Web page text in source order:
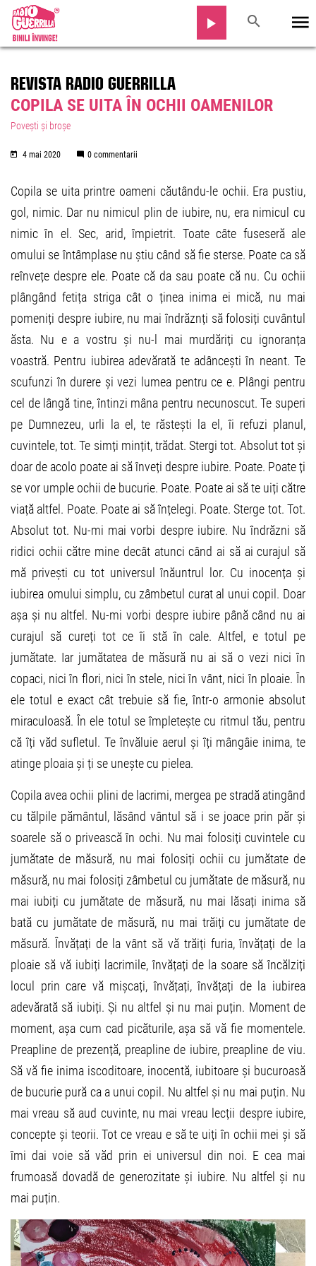
REVISTA RADIO GUERRILLA
COPILA SE UITA ÎN OCHII OAMENILOR
Povești și broșe
4 mai 2020 0 commentarii
Copila se uita printre oameni căutându-le ochii. Era pustiu,
gol, nimic. Dar nu nimicul plin de iubire, nu, era nimicul cu
nimic în el. Sec, arid, împietrit. Toate câte fuseseră ale
omului se întâmplase nu știu când să fie sterse. Poate ca să
reînvețe despre ele. Poate că da sau poate că nu. Cu ochii
plângând fetița striga cât o ținea inima ei mică, nu mai
pomeniți despre iubire, nu mai îndrăznți să folosiți cuvântul
ăsta. Nu e a vostru și nu-l mai murdăriți cu ignoranța
voastră. Pentru iubirea adevărată te adâncești în neant. Te
scufunzi în durere și vezi lumea pentru ce e. Plângi pentru
cel de lângă tine, întinzi mâna pentru necunoscut. Te superi
pe Dumnezeu, urli la el, te răstești la el, îi refuzi planul,
cuvintele, tot. Te simți mințit, trădat. Stergi tot. Absolut tot și
doar de acolo poate ai să înveți despre iubire. Poate. Poate ți
se vor umple ochii de bucurie. Poate. Poate ai să te uiți către
viață altfel. Poate. Poate ai să înțelegi. Poate. Sterge tot. Tot.
Absolut tot. Nu-mi mai vorbi despre iubire. Nu îndrăzni să
ridici ochii către mine decât atunci când ai să ai curajul să
mă privești cu tot universul înăuntrul lor. Cu inocența și
iubirea omului simplu, cu zâmbetul curat al unui copil. Doar
așa și nu altfel. Nu-mi vorbi despre iubire până când nu ai
curajul să cureți tot ce îi stă în cale. Altfel, e totul pe
jumătate. Iar jumătatea de măsură nu ai să o vezi nici în
copaci, nici în flori, nici în stele, nici în vânt, nici în ploaie. În
ele totul e exact cât trebuie să fie, într-o armonie absolut
miraculoasă. În ele totul se împletește cu ritmul tău, pentru
că îți văd sufletul. Te învăluie aerul și îți mângâie inima, te
atinge ploaia și ți se unește cu pielea.
Copila avea ochii plini de lacrimi, mergea pe stradă atingând
cu tălpile pământul, lăsând vântul să i se joace prin păr și
soarele să o privească în ochi. Nu mai folosiți cuvintele cu
jumătate de măsură, nu mai folosiți ochii cu jumătate de
măsură, nu mai folosiți zâmbetul cu jumătate de măsură, nu
mai iubiți cu jumătate de măsură, nu mai lăsați inima să
bată cu jumătate de măsură, nu mai trăiți cu jumătate de
măsură. Învățați de la vânt să vă trăiți furia, învățați de la
ploaie să vă iubiți lacrimile, învățați de la soare să încălziți
locul prin care vă mișcați, învățați, învățați de la iubirea
adevărată să iubiți. Și nu altfel și nu mai puțin. Moment de
moment, așa cum cad picăturile, așa să vă fie momentele.
Preapline de prezență, preapline de iubire, preapline de viu.
Să vă fie inima iscoditoare, inocentă, iubitoare și bucuroasă
de bucurie pură ca a unui copil. Nu altfel și nu mai puțin. Nu
mai vreau să aud cuvinte, nu mai vreau lecții despre iubire,
concepte și teorii. Tot ce vreau e să te uiți în ochii mei și să
îmi dai voie să văd prin ei universul din noi. E cea mai
frumoasă dovadă de generozitate și iubire. Nu altfel și nu
mai puțin.